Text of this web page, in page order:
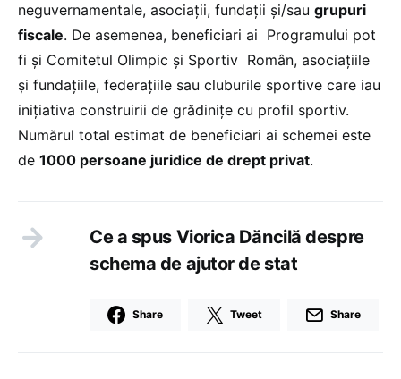
neguvernamentale, asociaţii, fundaţii şi/sau grupuri
fiscale. De asemenea, beneficiari ai Programului pot
fi şi Comitetul Olimpic şi Sportiv Român, asociaţiile
şi fundaţiile, federaţiile sau cluburile sportive care iau
iniţiativa construirii de grădiniţe cu profil sportiv.
Numărul total estimat de beneficiari ai schemei este
de 1000 persoane juridice de drept privat.
Ce a spus Viorica Dăncilă despre
schema de ajutor de stat
Share Tweet Share